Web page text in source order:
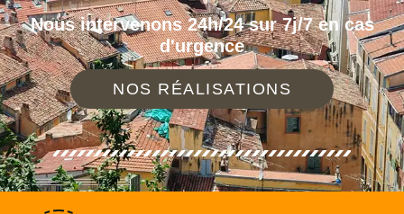
Nous intervenons 24h/24 sur 7j/7 en cas
d'urgence
NOS RÉALISATIONS